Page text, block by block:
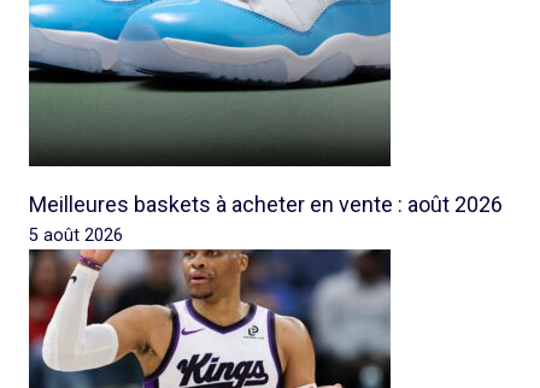
Meilleures baskets à acheter en vente : août 2026
5 août 2026